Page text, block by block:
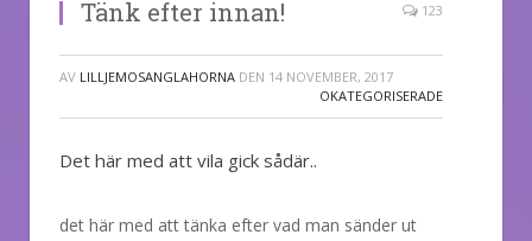
Tänk efter innan! 123
AV LILLJEMOSANGLAHORNA DEN 14 NOVEMBER, 2017
OKATEGORISERADE
Det här med att vila gick sådär..
det här med att tänka efter vad man sänder ut